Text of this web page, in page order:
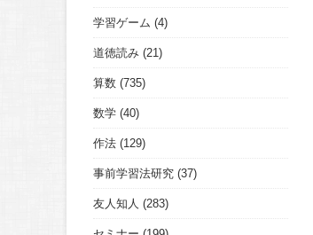
学習ゲーム (4)
道徳読み (21)
算数 (735)
数学 (40)
作法 (129)
事前学習法研究 (37)
友人知人 (283)